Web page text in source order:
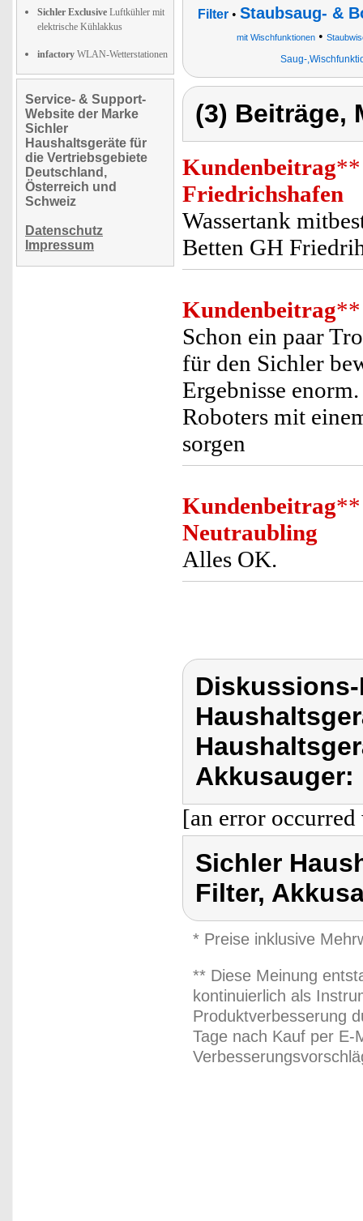
Sichler Exclusive Luftkühler mit
elektrische Kühlakkus
infactory WLAN-Wetterstationen
Service- & Support-
Website der Marke
Sichler
Haushaltsgeräte für
die Vertriebsgebiete
Deutschland,
Österreich und
Schweiz
Datenschutz
Impressum
Filter• Staubsaug- &
mit Wischfunktionen•
Saug-
(3) Beiträge,
Kundenbeitrag**
Friedrichshafen
Wassertank
Betten GH
Kundenbeitrag**
Schon ein paar
für den Sichler
Ergebnisse
Roboters mit
sorgen
Kundenbeitrag**
Neutraubling
Alles OK.
Akkusauger:
[an error
Sichler
Filter,
* Preise inklusive
** Diese Meinung
kontinuierlich als
Produktverbesserung
Tage nach Kauf per E-